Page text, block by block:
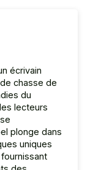
écrivain
chasse de
du
lecteurs
plonge dans
uniques